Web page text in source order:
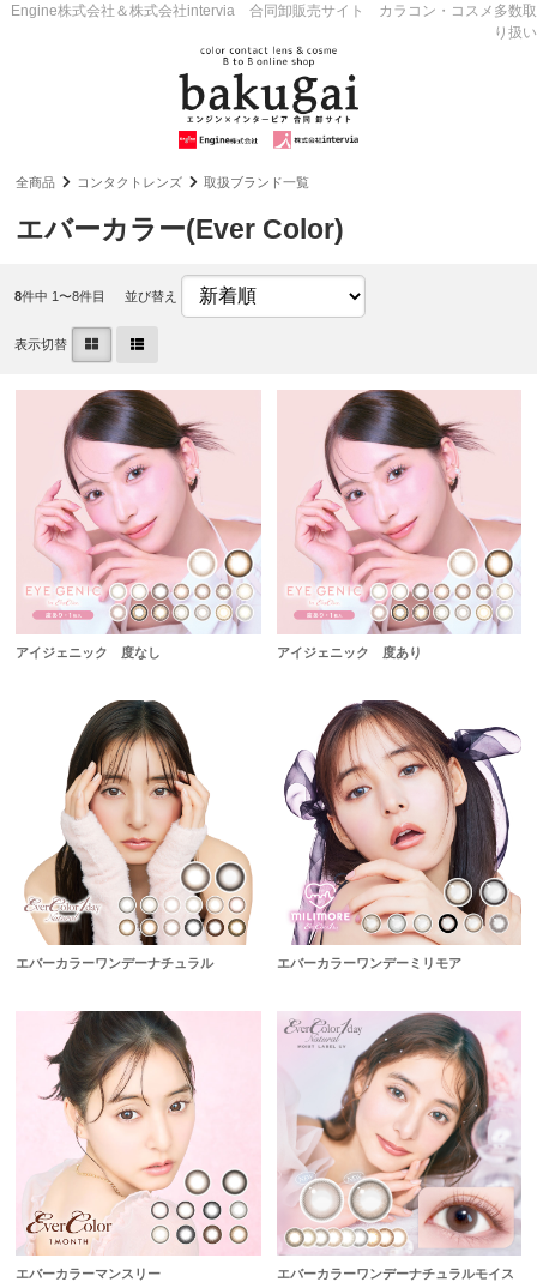
Engine株式会社＆株式会社intervia 合同卸販売サイト カラコン・コスメ多数取
り扱い
全商品 コンタクトレンズ 取扱ブランド一覧
エバーカラー(Ever Color)
8件中 1〜8件目 並び替え
表示切替
アイジェニック 度なし アイジェニック 度あり
エバーカラーワンデーナチュラル エバーカラーワンデーミリモア
エバーカラーマンスリー
エバーカラーワンデーナチュラルモイス